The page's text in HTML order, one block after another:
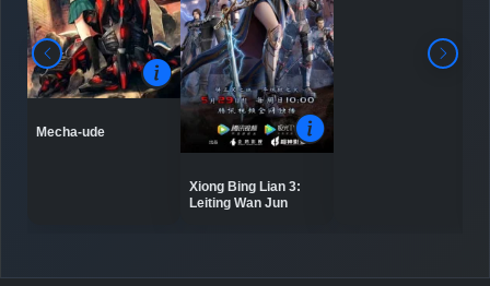
Bölüm No: 9 Detaylar İzle
Detaylar
Mecha-ude
Xiong Bing Lian 3:
Leiting Wan Jun